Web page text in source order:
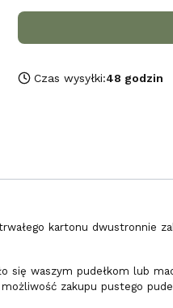
Czas wysyłki:48 godzin
kartonu dwustronnie
się waszym pudełkom lub
zakupu pustego